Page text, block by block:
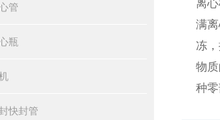
管
瓶
快封管
离
满
冻
物
种